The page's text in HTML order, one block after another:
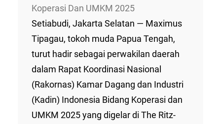
Koperasi Dan UMKM 2025
Setiabudi, Jakarta Selatan — Maximus
Tipagau, tokoh muda Papua Tengah,
turut hadir sebagai perwakilan daerah
dalam Rapat Koordinasi Nasional
(Rakornas) Kamar Dagang dan Industri
(Kadin) Indonesia Bidang Koperasi dan
UMKM 2025 yang digelar di The Ritz-